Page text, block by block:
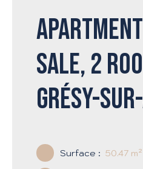
sale, 2
Grésy-
Surface : 50.47 m²